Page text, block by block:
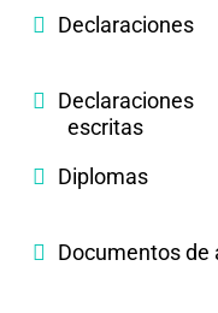
Declaraciones
Declaraciones
escritas
Diplomas
Documentos de